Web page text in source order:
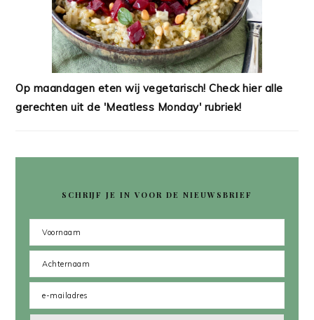
Op maandagen eten wij vegetarisch! Check hier alle
gerechten uit de 'Meatless Monday' rubriek!
SCHRIJF JE IN VOOR DE NIEUWSBRIEF